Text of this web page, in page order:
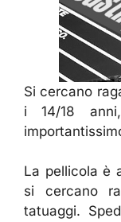
Si cercano
i 14/18
La pellicola è
si cercano
tatuaggi.